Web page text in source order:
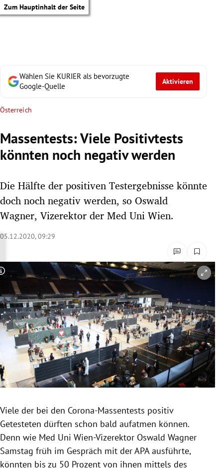
Zum Hauptinhalt der Seite
Untermenü
Untermenü
Untermenü
Untermenü
Untermenü
Untermenü
Untermenü
Untermenü
Wählen Sie KURIER als bevorzugte
Google-Quelle
Aktivieren
Österreich
Massentests: Viele Positivtests
könnten noch negativ werden
Die Hälfte der positiven Testergebnisse könnte
doch noch negativ werden, so Oswald
Wagner, Vizerektor der Med Uni Wien.
05.12.2020, 09:29
Copyright-Hinweis öffnen/schließen
Viele der bei den Corona-Massentests positiv
Getesteten dürften schon bald aufatmen können.
Denn wie Med Uni Wien-Vizerektor Oswald Wagner
Samstag früh im Gespräch mit der APA ausführte,
könnten bis zu 50 Prozent von ihnen mittels des